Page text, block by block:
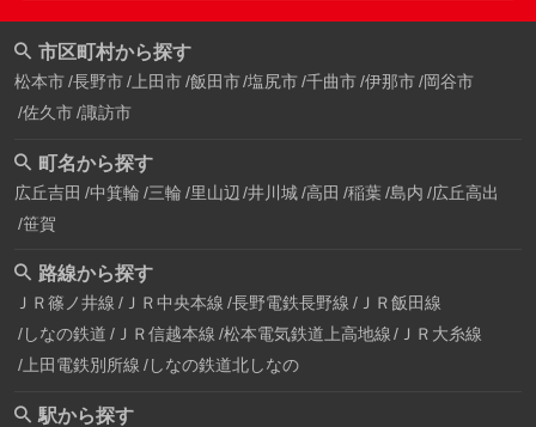
市区町村から探す
松本市 長野市 上田市 飯田市 塩尻市 千曲市 伊那市 岡谷市
佐久市 諏訪市
町名から探す
広丘吉田 中箕輪 三輪 里山辺 井川城 高田 稲葉 島内 広丘高出
笹賀
路線から探す
ＪＲ篠ノ井線 ＪＲ中央本線 長野電鉄長野線 ＪＲ飯田線
しなの鉄道 ＪＲ信越本線 松本電気鉄道上高地線
ＪＲ大糸線
上田電鉄別所線 しなの鉄道北しなの
駅から探す